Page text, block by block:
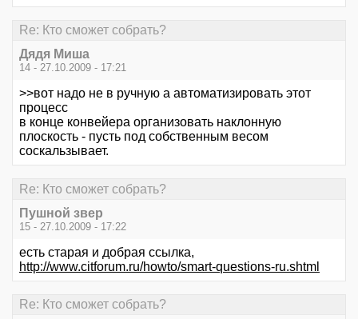
Re: Кто сможет собрать?
Дядя Миша
14 - 27.10.2009 - 17:21
>>вот надо не в ручную а автоматизировать этот
процесс
в конце конвейера организовать наклонную
плоскость - пусть под собственным весом
соскальзывает.
Re: Кто сможет собрать?
Пушной звер
15 - 27.10.2009 - 17:22
есть старая и добрая ссылка,
http://www.citforum.ru/howto/smart-questions-ru.shtml
Re: Кто сможет собрать?